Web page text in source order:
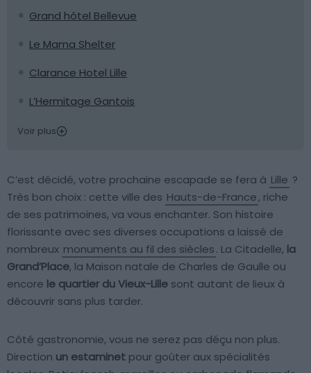
Grand hôtel Bellevue
Le Mama Shelter
Clarance Hotel Lille
L’Hermitage Gantois
Voir plus
C’est décidé, votre prochaine escapade se fera à Lille ?
Très bon choix : cette ville des Hauts-de-France, riche
de ses patrimoines, va vous enchanter. Son histoire
florissante avec ses diverses occupations a laissé de
nombreux monuments au fil des siècles. La Citadelle, la
Grand’Place, la Maison natale de Charles de Gaulle ou
encore le quartier du Vieux-Lille sont autant de lieux à
découvrir sans plus tarder.
Côté gastronomie, vous ne serez pas déçu non plus.
Direction un estaminet pour goûter aux spécialités